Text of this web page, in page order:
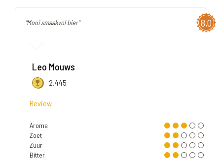
8,0
"Mooi smaakvol bier"
Leo Mouws
2.445
Review
Aroma
Zoet
Zuur
Bitter